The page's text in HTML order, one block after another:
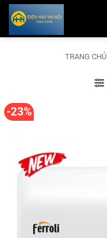
Bỏ
qua
nội
TRANG CHỦ
-23%